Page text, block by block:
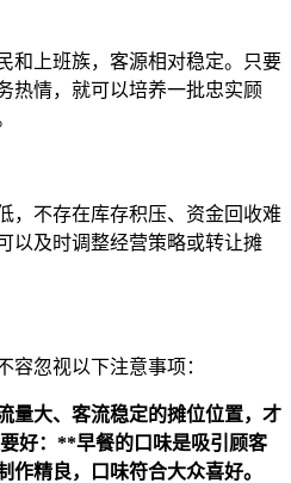
和上班族，客源相对稳定。只要
热情，就可以培养一批忠实顾
，不存在库存积压、资金回收难
以及时调整经营策略或转让摊
容忽视以下注意事项：
量大、客流稳定的摊位位置，才
好：**早餐的口味是吸引顾客
作精良，口味符合大众喜好。